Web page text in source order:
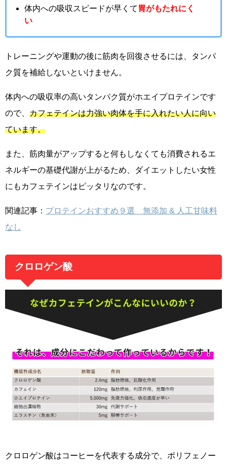
体内への吸収スピードが早くて 胃がもたれにく
い
トレーニングや運動の後に筋肉を回復させるには、タンパ
ク質を補給しないといけません。
体内への吸収率の高いタンパク質がホエイプロテインです
ので、 カフェテインは力強い肉体を手に入れたい人に向い
ています。
また、筋肉量がアップすると何もしなくても消費されるエ
ネルギーの基礎代謝が上がるため、ダイエットしたい女性
にもカフェテインはピッタリなのです。
関連記事： プロテインおすすめ９選 無添加 & 人工甘味料
なし
クロロゲン酸
クロロゲン酸はコーヒーを代表する成分で、ポリフェノー